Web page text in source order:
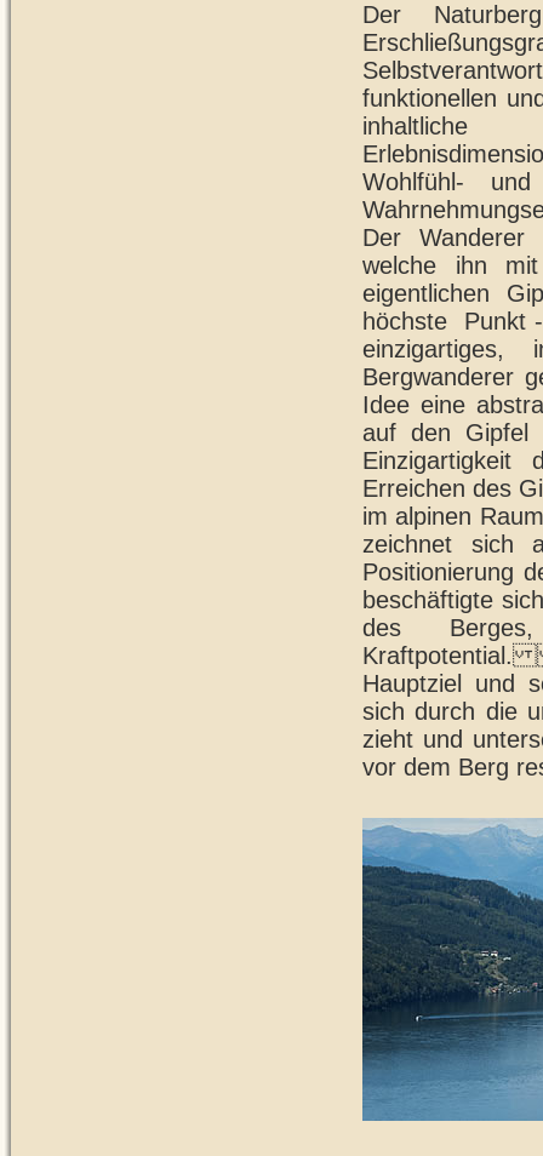
Der
funktionellen
inhaltliche
Wohlfühl-
Der Wanderer
welche ihn
eigentlichen
höchste Punkt
einzigartiges,
Bergwanderer
Idee eine
auf den Gipfel
Einzigartigkeit
Erreichen des
im alpinen
zeichnet sich
Positionierung
beschäftigte
des
Hauptziel und
sich durch die
zieht und
vor dem Berg